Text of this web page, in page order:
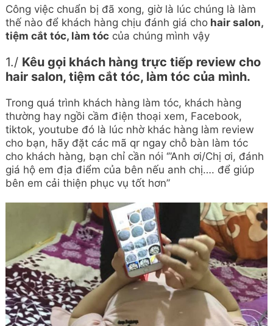
Công việc chuẩn bị đã xong, giờ là lúc chúng là làm
thế nào để khách hàng chịu đánh giá cho hair salon,
tiệm cắt tóc, làm tóc của chúng mình vậy
1./ Kêu gọi khách hàng trực tiếp review cho
hair salon, tiệm cắt tóc, làm tóc của mình.
Trong quá trình khách hàng làm tóc, khách hàng
thường hay ngồi cầm điện thoại xem, Facebook,
tiktok, youtube đó là lúc nhờ khác hàng làm review
cho bạn, hãy đặt các mã qr ngay chỗ bàn làm tóc
cho khách hàng, bạn chỉ cần nói ‘”Anh ơi/Chị ơi, đánh
giá hộ em địa điểm của bên nếu anh chị…. để giúp
bên em cải thiện phục vụ tốt hơn”